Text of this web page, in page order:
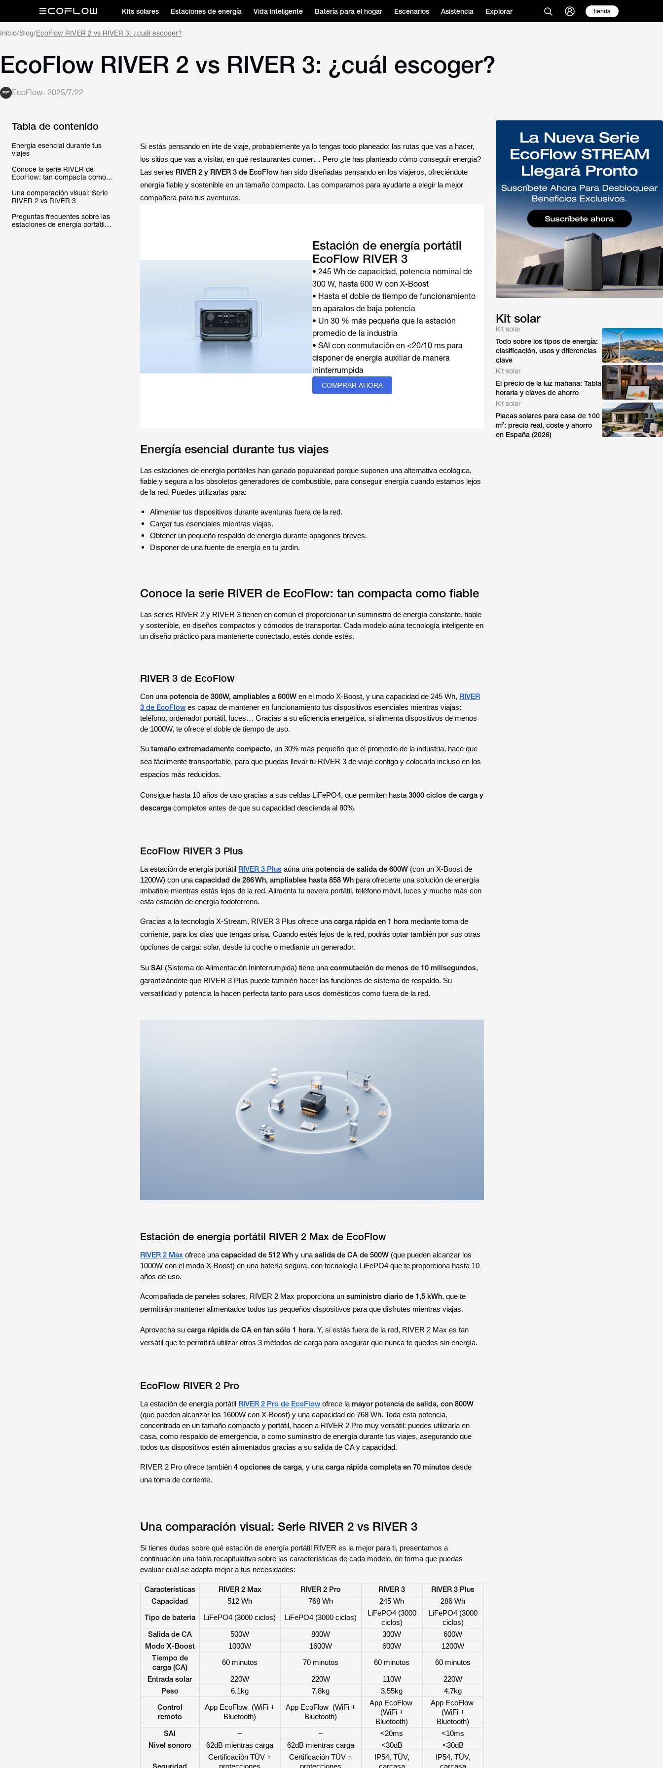
Kits solares Estaciones de energía Vida inteligente Batería para el hogar Escenarios Asistencia Explorar tienda
Inicio/Blog/EcoFlow RIVER 2 vs RIVER 3: ¿cuál escoger?
EcoFlow RIVER 2 vs RIVER 3: ¿cuál escoger?
EcoFlow- 2025/7/22
Tabla de contenido
Energía esencial durante tus
viajes
Conoce la serie RIVER de
EcoFlow: tan compacta como
Una comparación visual: Serie
RIVER 2 vs RIVER 3
Preguntas frecuentes sobre las
estaciones de energía portátiles
Si estás pensando en irte de viaje, probablemente ya lo tengas todo planeado: las rutas que vas a hacer,
los sitios que vas a visitar, en qué restaurantes comer… Pero ¿te has planteado cómo conseguir energía?
Las series RIVER 2 y RIVER 3 de EcoFlowhan sido diseñadas pensando en los viajeros, ofreciéndote
energía fiable y sostenible en un tamaño compacto. Las comparamos para ayudarte a elegir la mejor
compañera para tus aventuras.
Estación de energía portátil
EcoFlow RIVER 3
• 245 Wh de capacidad, potencia nominal de
300 W, hasta 600 W con X-Boost
• Hasta el doble de tiempo de funcionamiento
en aparatos de baja potencia
• Un 30 % más pequeña que la estación
promedio de la industria
• SAI con conmutación en <20/10 ms para
disponer de energía auxiliar de manera
ininterrumpida
COMPRAR AHORA
Energía esencial durante tus viajes
Las estaciones de energía portátiles han ganado popularidad porque suponen una alternativa ecológica,
fiable y segura a los obsoletos generadores de combustible, para conseguir energía cuando estamos lejos
de la red. Puedes utilizarlas para:
Alimentar tus dispositivos durante aventuras fuera de la red.
Cargar tus esenciales mientras viajas.
Obtener un pequeño respaldo de energía durante apagones breves.
Disponer de una fuente de energía en tu jardín.
Conoce la serie RIVER de EcoFlow: tan compacta como fiable
Las series RIVER 2 y RIVER 3 tienen en común el proporcionar un suministro de energía constante, fiable
y sostenible, en diseños compactos y cómodos de transportar. Cada modelo aúna tecnología inteligente en
un diseño práctico para mantenerte conectado, estés donde estés.
RIVER 3 de EcoFlow
Con una potencia de 300W, ampliables a 600Wen el modo X-Boost, y una capacidad de 245 Wh, RIVER
3 de EcoFlowes capaz de mantener en funcionamiento tus dispositivos esenciales mientras viajas:
teléfono, ordenador portátil, luces… Gracias a su eficiencia energética, si alimenta dispositivos de menos
de 1000W, te ofrece el doble de tiempo de uso.
Su tamaño extremadamente compacto, un 30% más pequeño que el promedio de la industria, hace que
sea fácilmente transportable, para que puedas llevar tu RIVER 3 de viaje contigo y colocarla incluso en los
espacios más reducidos.
Consigue hasta 10 años de uso gracias a sus celdas LiFePO4, que permiten hasta 3000 ciclos de carga y
descargacompletos antes de que su capacidad descienda al 80%.
EcoFlow RIVER 3 Plus
La estación de energía portátil RIVER 3 Plusaúna una potencia de salida de 600W(con un X-Boost de
1200W) con una capacidad de 286 Wh, ampliables hasta 858 Whpara ofrecerte una solución de energía
imbatible mientras estás lejos de la red. Alimenta tu nevera portátil, teléfono móvil, luces y mucho más con
esta estación de energía todoterreno.
Gracias a la tecnología X-Stream, RIVER 3 Plus ofrece una carga rápida en 1 horamediante toma de
corriente, para los días que tengas prisa. Cuando estés lejos de la red, podrás optar también por sus otras
opciones de carga: solar, desde tu coche o mediante un generador.
Su SAI (Sistema de Alimentación Ininterrumpida) tiene una conmutación de menos de 10 milisegundos,
garantizándote que RIVER 3 Plus puede también hacer las funciones de sistema de respaldo. Su
versatilidad y potencia la hacen perfecta tanto para usos domésticos como fuera de la red.
Estación de energía portátil RIVER 2 Max de EcoFlow
RIVER 2 Maxofrece unacapacidad de 512 Wh y unasalida de CA de 500W(que pueden alcanzar los
1000W con el modo X-Boost) en una batería segura, con tecnología LiFePO4 que te proporciona hasta 10
años de uso.
Acompañada de paneles solares, RIVER 2 Max proporciona un suministro diario de 1,5 kWh, que te
permitirán mantener alimentados todos tus pequeños dispositivos para que disfrutes mientras viajas.
Aprovecha su carga rápida de CA en tan sólo 1 hora. Y, si estás fuera de la red, RIVER 2 Max es tan
versátil que te permitirá utilizar otros 3 métodos de carga para asegurar que nunca te quedes sin energía.
EcoFlow RIVER 2 Pro
La estación de energía portátil RIVER 2 Pro de EcoFlowofrece lamayor potencia de salida, con 800W
(que pueden alcanzar los 1600W con X-Boost) y una capacidad de 768 Wh. Toda esta potencia,
concentrada en un tamaño compacto y portátil, hacen a RIVER 2 Pro muy versátil: puedes utilizarla en
casa, como respaldo de emergencia, o como suministro de energía durante tus viajes, asegurando que
todos tus dispositivos estén alimentados gracias a su salida de CA y capacidad.
RIVER 2 Pro ofrece también 4 opciones de carga, y unacarga rápida completa en 70 minutos desde
una toma de corriente.
Una comparación visual: Serie RIVER 2 vs RIVER 3
Si tienes dudas sobre qué estación de energía portátil RIVER es la mejor para ti, presentamos a
continuación una tabla recapitulativa sobre las características de cada modelo, de forma que puedas
evaluar cuál se adapta mejor a tus necesidades:
Características RIVER 2 Max RIVER 2 Pro RIVER 3
RIVER 3 Plus
Capacidad
512 Wh 768 Wh 245 Wh 286 Wh
Tipo de batería LiFePO4 (3000 ciclos) LiFePO4 (3000 ciclos)
LiFePO4 (3000
ciclos)
LiFePO4 (3000
ciclos)
Salida de CA 500W 800W 300W 600W
Modo X-Boost 1000W 1600W 600W 1200W
Tiempo de
carga (CA)
60 minutos 70 minutos 60 minutos 60 minutos
Entrada solar 220W 220W 110W 220W
Peso 6,1kg 7,8kg 3,55kg 4,7kg
Control
remoto
App EcoFlow (WiFi +
Bluetooth)
App EcoFlow (WiFi +
Bluetooth)
App EcoFlow
(WiFi +
Bluetooth)
App EcoFlow
(WiFi +
Bluetooth)
SAI – – <20ms <10ms
Nivel sonoro 62dB mientras carga 62dB mientras carga <30dB <30dB
Certificación TÜV +
Certificación TÜV +
IP54, TÜV,
IP54, TÜV,
Kit solar
Kit solar
Todo sobre los tipos de energía:
clasificación, usos y diferencias
clave
Kit solar
El precio de la luz mañana: Tabla
horaria y claves de ahorro
Kit solar
Placas solares para casa de 100
m²: precio real, coste y ahorro
en España (2026)